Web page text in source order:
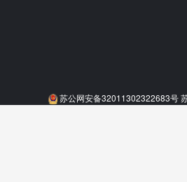
苏公网安备32011302322683号